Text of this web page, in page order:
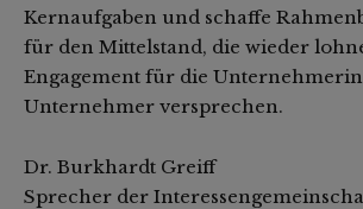
Kernaufgaben und schaffe
für den Mittelstand, die wieder
Engagement für die
Unternehmer versprechen.
Dr. Burkhardt Greiff
Sprecher der